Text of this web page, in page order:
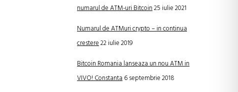
numarul de ATM-uri Bitcoin25 iulie 2021
Numarul de ATMuri crypto – in continua
crestere22 iulie 2019
Bitcoin Romania lanseaza un nou ATM in
VIVO! Constanta6 septembrie 2018